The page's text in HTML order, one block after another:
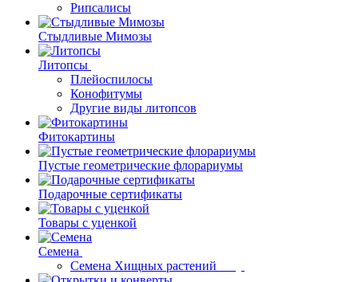
Рипсалисы
Стыдливые Мимозы
Литопсы
Плейоспилосы
Конофитумы
Другие виды литопсов
Фитокартины
Пустые геометрические флорариумы
Подарочные сертификаты
Товары с уценкой
Семена
Семена Хищных растений